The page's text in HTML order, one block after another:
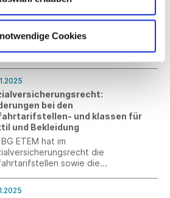
Cookies
für den Trilog
November 2025 hat das
Parlament dem Bericht des
Rechtsausschusses zum
I-Paket zugestimmt. Die
bei den
und klassen für
und Bekleidung
ETEM hat im
die
sowie die